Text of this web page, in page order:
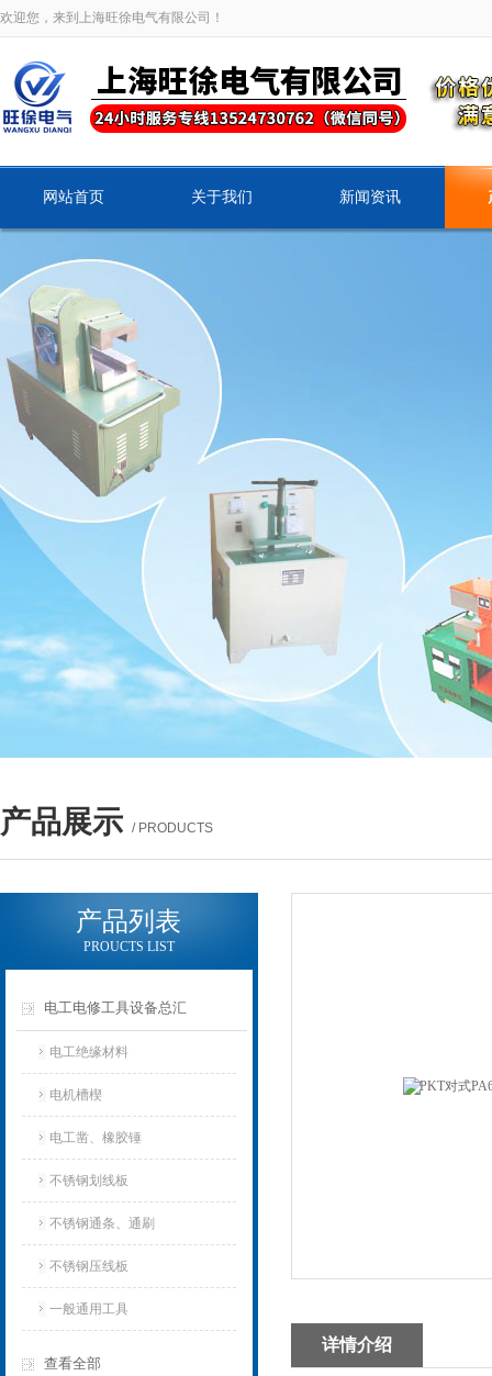
欢迎您，来到上海旺徐电气有限公司！
网站首页 关于我们 新闻资讯
产品展示 / PRODUCTS
产品列表
PROUCTS LIST
电工电修工具设备总汇
电工绝缘材料
电机槽楔
电工凿、橡胶锤
不锈钢划线板
不锈钢通条、通刷
不锈钢压线板
一般通用工具
查看全部
详情介绍